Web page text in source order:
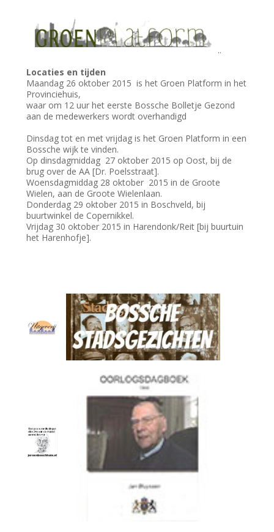
..
Locaties en tijden
Maandag 26 oktober 2015 is het Groen Platform in het
Provinciehuis,
waar om 12 uur het eerste Bossche Bolletje Gezond
aan de medewerkers wordt overhandigd
Dinsdag tot en met vrijdag is het Groen Platform in een
Bossche wijk te vinden.
Op dinsdagmiddag 27 oktober 2015 op Oost, bij de
brug over de AA [Dr. Poelsstraat].
Woensdagmiddag 28 oktober 2015 in de Groote
Wielen, aan de Groote Wielenlaan.
Donderdag 29 oktober 2015 in Boschveld, bij
buurtwinkel de Copernikkel.
Vrijdag 30 oktober 2015 in Harendonk/Reit [bij buurtuin
het Harenhofje].